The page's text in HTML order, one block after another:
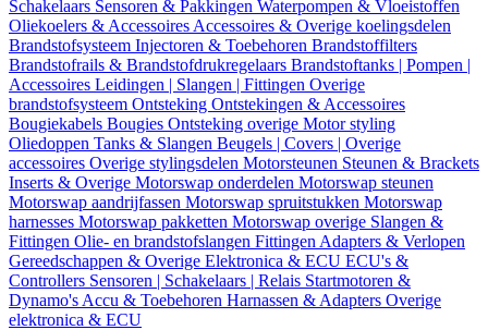
Schakelaars Sensoren & Pakkingen Waterpompen & Vloeistoffen
Oliekoelers & Accessoires Accessoires & Overige koelingsdelen
Brandstofsysteem Injectoren & Toebehoren Brandstoffilters
Brandstofrails & Brandstofdrukregelaars Brandstoftanks | Pompen |
Accessoires Leidingen | Slangen | Fittingen Overige
brandstofsysteem Ontsteking Ontstekingen & Accessoires
Bougiekabels Bougies Ontsteking overige Motor styling
Oliedoppen Tanks & Slangen Beugels | Covers | Overige
accessoires Overige stylingsdelen Motorsteunen Steunen & Brackets
Inserts & Overige Motorswap onderdelen Motorswap steunen
Motorswap aandrijfassen Motorswap spruitstukken Motorswap
harnesses Motorswap pakketten Motorswap overige Slangen &
Fittingen Olie- en brandstofslangen Fittingen Adapters & Verlopen
Gereedschappen & Overige Elektronica & ECU ECU's &
Controllers Sensoren | Schakelaars | Relais Startmotoren &
Dynamo's Accu & Toebehoren Harnassen & Adapters Overige
elektronica & ECU